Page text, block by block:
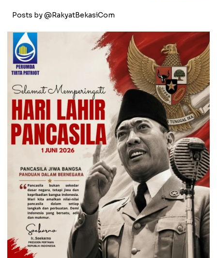
Posts by @RakyatBekasiCom